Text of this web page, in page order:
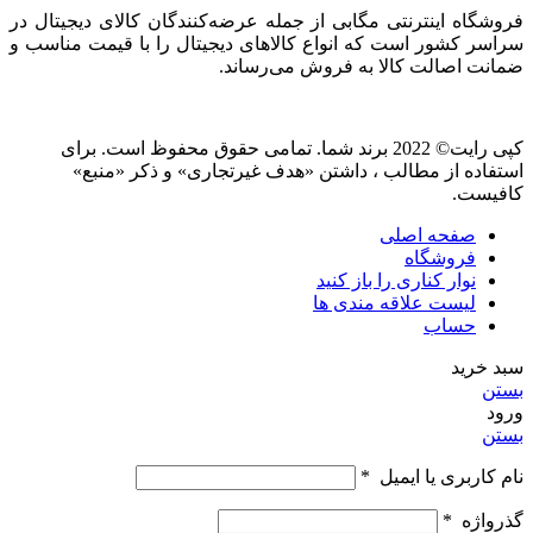
فروشگاه اینترنتی مگابی از جمله عرضه‌کنندگان کالای دیجیتال در
سراسر کشور است که انواع کالاهای دیجیتال را با قیمت مناسب و
ضمانت اصالت کالا به فروش می‌رساند.
کپی رایت© 2022 برند شما. تمامی حقوق محفوظ است. برای
استفاده از مطالب ، داشتن «هدف غیرتجاری» و ذکر «منبع»
کافیست.
صفحه اصلی
فروشگاه
نوار کناری را باز کنید
لیست علاقه مندی ها
حساب
سبد خرید
بستن
ورود
بستن
نام کاربری یا ایمیل *
گذرواژه *